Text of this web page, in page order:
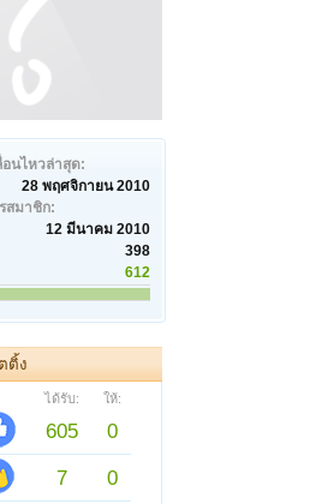
อนไหวล่าสุด:
28 พฤศจิกายน 2010
สมาชิก:
12 มีนาคม 2010
398
612
ติ้ง
ได้รับ: ให้:
605
0
7
0